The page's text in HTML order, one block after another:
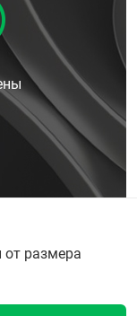
размера